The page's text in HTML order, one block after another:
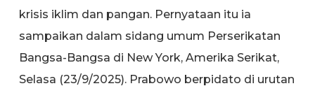
krisis iklim dan pangan. Pernyataan itu ia
sampaikan dalam sidang umum Perserikatan
Bangsa-Bangsa di New York, Amerika Serikat,
Selasa (23/9/2025). Prabowo berpidato di urutan